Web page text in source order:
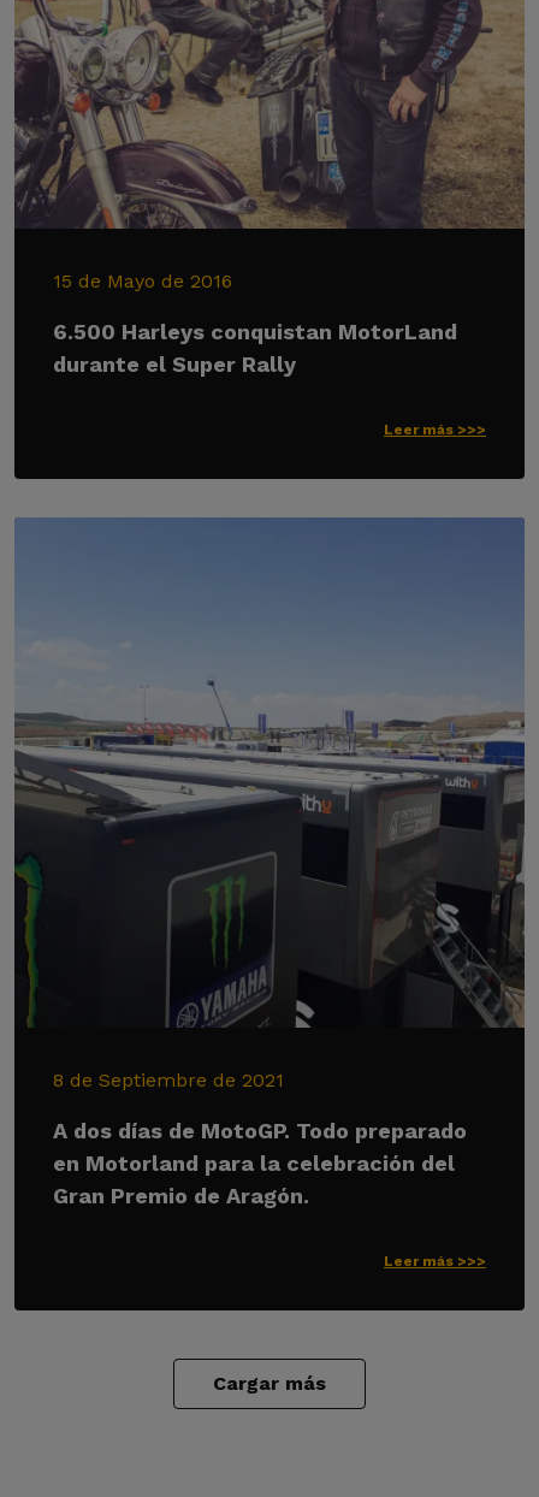
15 de Mayo de 2016
6.500 Harleys conquistan MotorLand
durante el Super Rally
Leer más >>>
8 de Septiembre de 2021
A dos días de MotoGP. Todo preparado
en Motorland para la celebración del
Gran Premio de Aragón.
Leer más >>>
Cargar más